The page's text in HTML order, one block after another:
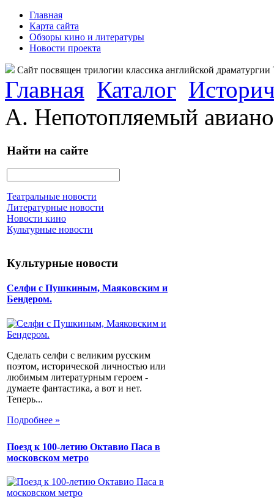
Главная
Карта сайта
Обзоры кино и литературы
Новости проекта
Сайт посвящен трилогии классика английской
Главная Каталог
А. Непотопляемый
Найти на сайте
Театральные новости
Литературные новости
Новости кино
Культурные новости
Культурные новости
Селфи с Пушкиным, Маяковским и
Бендером.
Сделать селфи с великим русским
поэтом, исторической личностью или
любимым литературным героем -
думаете фантастика, а вот и нет.
Теперь...
Подробнее »
Поезд к 100-летию Октавио Паса в
московском метро